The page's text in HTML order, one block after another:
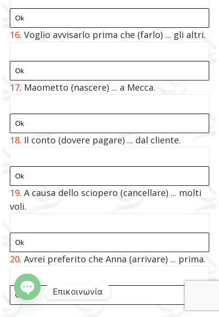
16. Voglio avvisarlo prima che (farlo) ... gli altri.
17. Maometto (nascere) ... a Mecca.
18. Il conto (dovere pagare) ... dal cliente.
19. A causa dello sciopero (cancellare) ... molti
voli.
20. Avrei preferito che Anna (arrivare) ... prima.
Επικοινωνία